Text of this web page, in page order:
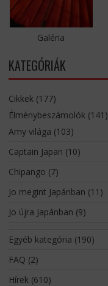
Galéria
KATEGÓRIÁK
Cikkek(177)
Élménybeszámolók(141)
Amy világa (103)
Captain Japan (10)
Chipango (7)
Jo megint Japánban (11)
Jo újra Japánban (9)
Egyéb kategória (190)
FAQ (2)
Hírek(610)